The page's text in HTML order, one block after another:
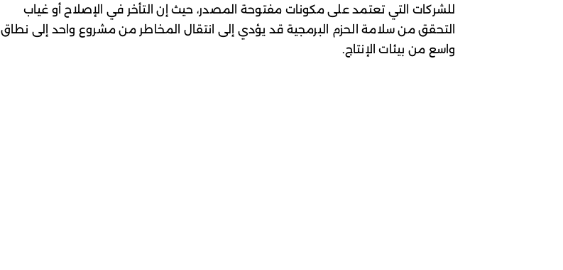
للشركات التي تعتمد على مكونات مفتوحة المصدر، حيث إن التأخر في الإصلاح أو غياب
التحقق من سلامة الحزم البرمجية قد يؤدي إلى انتقال المخاطر من مشروع واحد إلى نطاق
واسع من بيئات الإنتاج.